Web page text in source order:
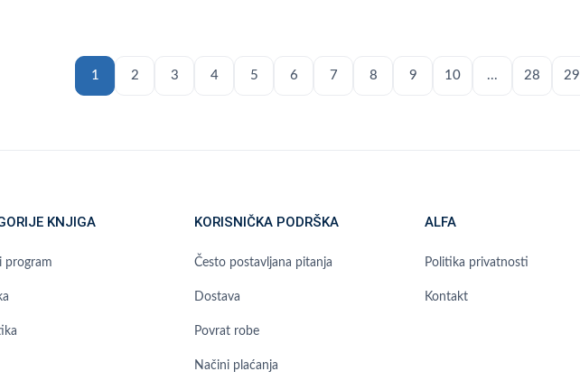
1 2 3 4 5 6 7 8 9 10 ... 28 29
KNJIGA
program
KORISNIČKA PODRŠKA
Često postavljana pitanja
Dostava
Povrat robe
Načini plaćanja
ALFA
Politika privatnosti
Kontakt